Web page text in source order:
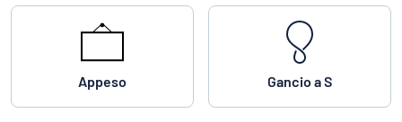
Appeso Gancio a S